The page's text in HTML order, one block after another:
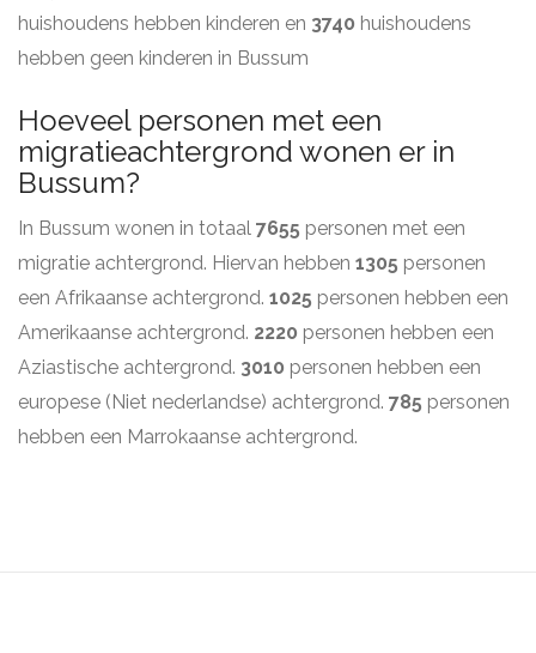
huishoudens hebben kinderen en 3740 huishoudens
hebben geen kinderen in Bussum
Hoeveel personen met een
migratieachtergrond wonen er in
Bussum?
In Bussum wonen in totaal 7655 personen met een
migratie achtergrond. Hiervan hebben 1305 personen
een Afrikaanse achtergrond. 1025 personen hebben een
Amerikaanse achtergrond. 2220 personen hebben een
Aziastische achtergrond. 3010 personen hebben een
europese (Niet nederlandse) achtergrond. 785 personen
hebben een Marrokaanse achtergrond.